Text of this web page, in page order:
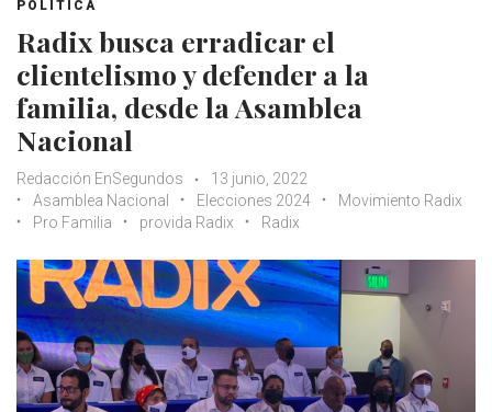
POLITICA
Radix busca erradicar el
clientelismo y defender a la
familia, desde la Asamblea
Nacional
Redacción EnSegundos
13 junio, 2022
Asamblea Nacional
Elecciones 2024
Movimiento Radix
Pro Familia
provida Radix Radix